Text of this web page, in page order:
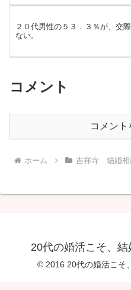
２０代男性の５３．３％が、交
ない。
コメント
コメント
ホーム 吉祥寺 結婚相
20代の婚活こそ、
© 2016 20代の婚活こそ